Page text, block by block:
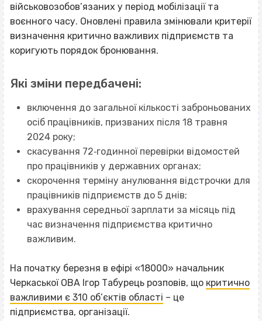
військовозобов’язаних у період мобілізації та
воєнного часу. Оновлені правила змінювали критерії
визначення критично важливих підприємств та
коригують порядок бронювання.
Які зміни передбачені:
включення до загальної кількості заброньованих
осіб працівників, призваних після 18 травня
2024 року;
скасування 72‐годинної перевірки відомостей
про працівників у державних органах;
скорочення терміну анулювання відстрочки для
працівників підприємств до 5 днів;
врахування середньої зарплати за місяць під
час визначення підприємства критично
важливим.
На початку березня в ефірі «18000» начальник
Черкаської ОВА Ігор Табурець розповів, що критично
важливими є 310 об’єктів області – це
підприємства, організації.